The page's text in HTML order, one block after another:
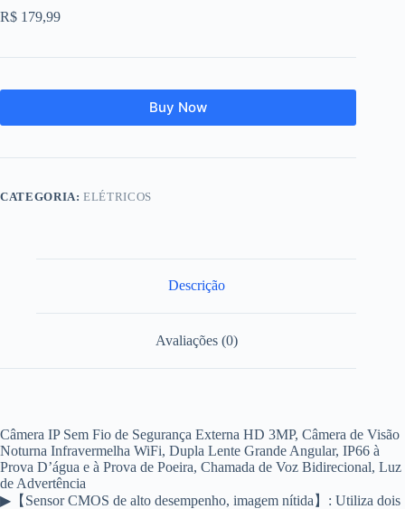
R$ 179,99
Buy Now
CATEGORIA:ELÉTRICOS
Descrição
Avaliações (0)
Câmera IP Sem Fio de Segurança Externa HD 3MP, Câmera de Visão
Noturna Infravermelha WiFi, Dupla Lente Grande Angular, IP66 à
Prova D’água e à Prova de Poeira, Chamada de Voz Bidirecional, Luz
de Advertência
▶【Sensor CMOS de alto desempenho, imagem nítida】: Utiliza dois